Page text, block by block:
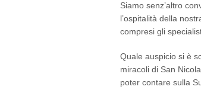
Siamo senz’altro
l’ospitalità della
compresi gli
Quale auspicio si è
miracoli di San
poter contare sulla